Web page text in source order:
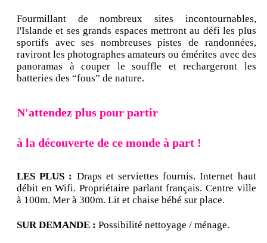
Fourmillant de nombreux sites incontournables,
l'Islande et ses grands espaces mettront au défi les plus
sportifs avec ses nombreuses pistes de randonnées,
raviront les photographes amateurs ou émérites avec des
panoramas à couper le souffle et rechargeront les
batteries des “fous” de nature.
N'attendez plus pour partir
à la découverte de ce monde à part !
LES PLUS : Draps et serviettes fournis. Internet haut
débit en Wifi. Propriétaire parlant français. Centre ville
à 100m. Mer à 300m. Lit et chaise bébé sur place.
SUR DEMANDE : Possibilité nettoyage / ménage.